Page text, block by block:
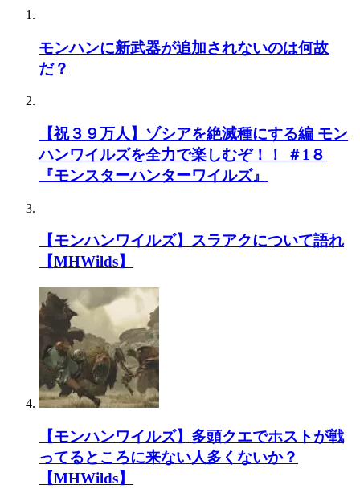
モンハンに新武器が追加されないのは何故
だ？
【祝３９万人】ゾシアを絶滅種にする編 モン
ハンワイルズを全力で楽しむぞ！！ ＃1８
『モンスターハンターワイルズ』
【モンハンワイルズ】スラアクについて語れ
【MHWilds】
【モンハンワイルズ】多頭クエでホストが戦
ってるところに来ない人多くないか？
【MHWilds】